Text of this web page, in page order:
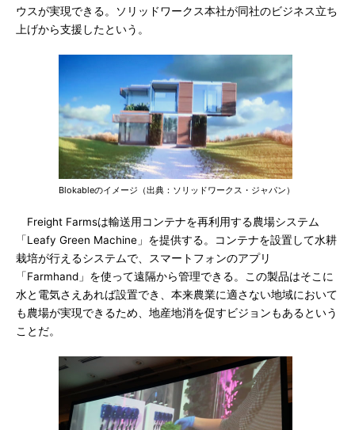
ウスが実現できる。ソリッドワークス本社が同社のビジネス立ち
上げから支援したという。
Blokableのイメージ（出典：ソリッドワークス・ジャパン）
Freight Farmsは輸送用コンテナを再利用する農場システム
「Leafy Green Machine」を提供する。コンテナを設置して水耕
栽培が行えるシステムで、スマートフォンのアプリ
「Farmhand」を使って遠隔から管理できる。この製品はそこに
水と電気さえあれば設置でき、本来農業に適さない地域において
も農場が実現できるため、地産地消を促すビジョンもあるという
ことだ。